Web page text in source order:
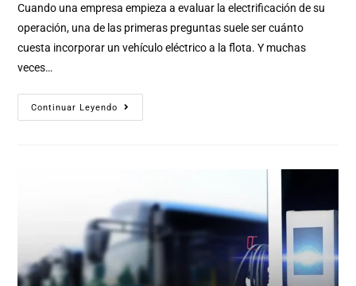
Cuando una empresa empieza a evaluar la electrificación de su
operación, una de las primeras preguntas suele ser cuánto
cuesta incorporar un vehículo eléctrico a la flota. Y muchas
veces…
Continuar Leyendo